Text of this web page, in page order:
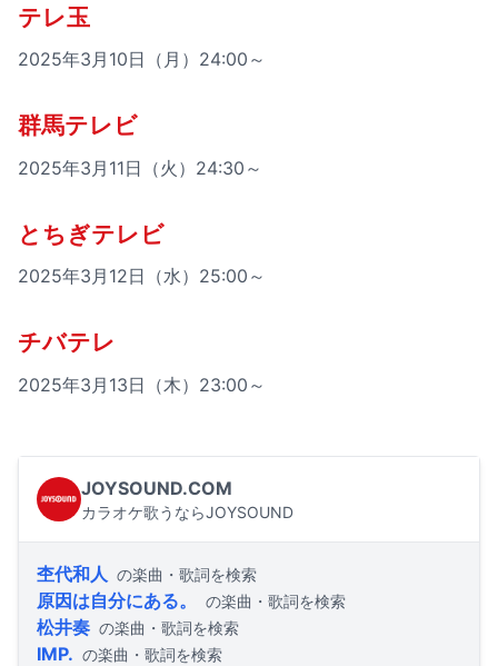
テレ玉
2025年3月10日（月）24:00～
群馬テレビ
2025年3月11日（火）24:30～
とちぎテレビ
2025年3月12日（水）25:00～
チバテレ
2025年3月13日（木）23:00～
JOYSOUND.COM
カラオケ歌うならJOYSOUND
杢代和人 の楽曲・歌詞を検索
原因は自分にある。 の楽曲・歌詞を検索
松井奏 の楽曲・歌詞を検索
IMP. の楽曲・歌詞を検索